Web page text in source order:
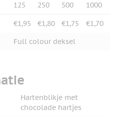
125 250 500 1000
€1,95 €1,80 €1,75
€1,70
Full colour deksel
Hartenblikje met
chocolade hartjes